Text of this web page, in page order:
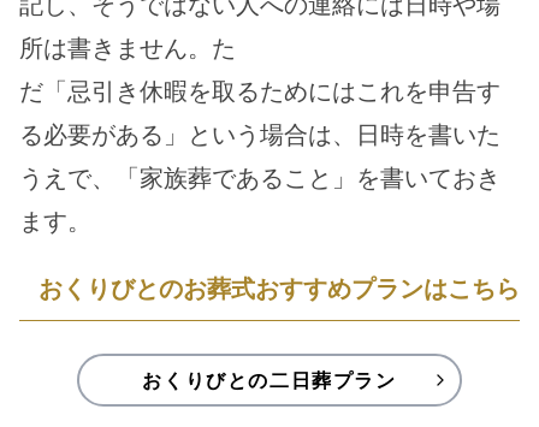
所は書きません。た
だ「忌引き休暇を取るためにはこれを申告す
る必要がある」という場合は、日時を書いた
うえで、「家族葬であること」を書いておき
ます。
おくりびとのお葬式おすすめプランはこちら
おくりびとの二日葬プラン